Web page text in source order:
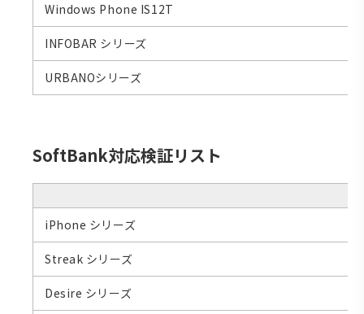
Windows Phone IS12T
INFOBAR シリーズ
URBANOシリーズ
SoftBank対応検証リスト
iPhone シリーズ
Streak シリーズ
Desire シリーズ